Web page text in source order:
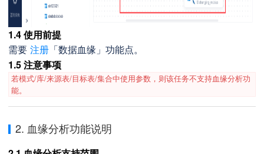
1.4 使用前提
需要 注册 「数据血缘」功能点。
1.5 注意事项
若模式/库/来源表/目标表/集合中使用参数，则该任务不支持血缘分析功
能。
2. 血缘分析功能说明